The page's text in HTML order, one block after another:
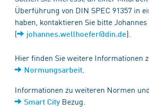
Überführung von DIN SPEC 91357 in
haben, kontaktieren Sie bitte
(
johannes.wellhoefer@din.de).
Hier finden Sie weitere Informationen
Normungsarbeit
Informationen zu weiteren Normen
Smart CityBezug.